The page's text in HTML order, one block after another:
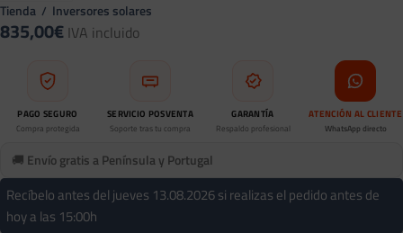
Tienda / Inversores solares
835,00€ IVA incluido
PAGO SEGURO
Compra protegida
SERVICIO POSVENTA
Soporte tras tu compra
GARANTÍA
Respaldo profesional
ATENCIÓN AL CLIENTE
WhatsApp directo
🚚 Envío gratis a Península y Portugal
Recíbelo antes del jueves 13.08.2026 si realizas el pedido antes de
hoy a las 15:00h